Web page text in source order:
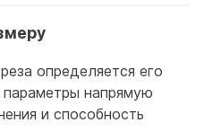
определяется его
напрямую
и способность